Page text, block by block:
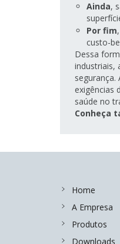
Ainda,
Por fim
custo-
Dessa
industriais,
exigências
saúde no
Conheça
Home
A Empresa
Produtos
Downloads